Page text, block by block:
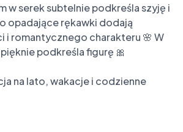
w serek subtelnie podkreśla szyję i
opadające rękawki dodają
i romantycznego charakteru 🌸 W
podkreśla figurę 🎀
na lato, wakacje i codzienne